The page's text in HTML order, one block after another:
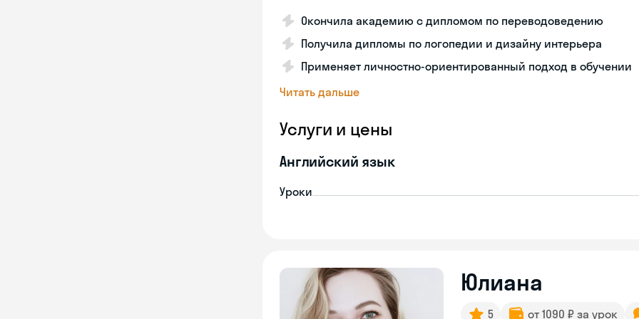
Окончила академию с дипломом по переводоведению
Получила дипломы по логопедии и дизайну интерьера
Применяет личностно-ориентированный подход в обучении
Читать дальше
Услуги и цены
Английский язык
Уроки
Юлиана
5 от 1090 ₽ за урок